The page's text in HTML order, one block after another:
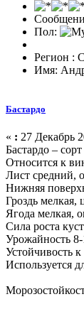
Пол:
Регион :
Имя:
Бастардо
« : 27 Декабрь
Бастардо –
Относится к
Лист средний,
Нижняя
Гроздь мелкая,
Ягода мелкая,
Сила роста
Урожайность 8-
Устойчивость
Используется